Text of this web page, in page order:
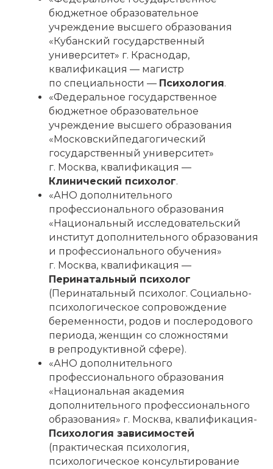
бюджетное образовательное
учреждение высшего образования
«Кубанский государственный
университет» г. Краснодар,
квалификация — магистр
по специальности — Психология.
«Федеральное государственное
бюджетное образовательное
учреждение высшего образования
«Московскийпедагогический
государственный университет»
г. Москва, квалификация —
Клинический психолог.
«АНО дополнительного
профессионального образования
«Национальный исследовательский
институт дополнительного образования
и профессионального обучения»
г. Москва, квалификация —
Перинатальный психолог
(Перинатальный психолог. Социально-
психологическое сопровождение
беременности, родов и послеродового
периода, женщин со сложностями
в репродуктивной сфере).
«АНО дополнительного
профессионального образования
«Национальная академия
дополнительного профессионального
образования» г. Москва, квалификация-
Психология зависимостей
(практическая психология,
психологическое консультирование